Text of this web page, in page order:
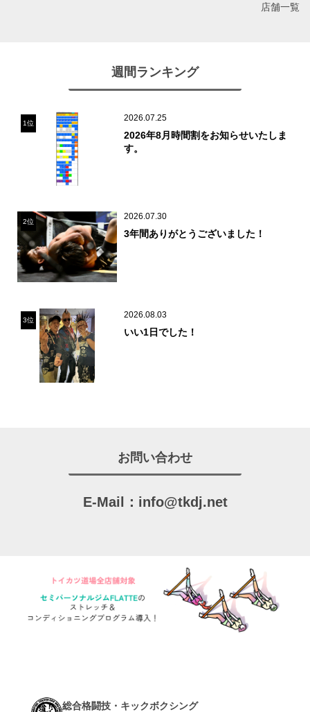
店舗一覧
週間ランキング
1位
2026.07.25
2026年8月時間割をお知らせいたしま
す。
2位
2026.07.30
3年間ありがとうございました！
3位
2026.08.03
いい1日でした！
お問い合わせ
E-Mail： info@tkdj.net
総合格闘技・キックボクシング